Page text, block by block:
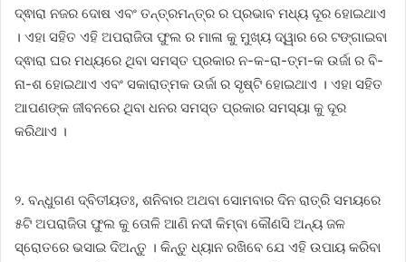
ଦ୍ଵାରା ନଜର ଦୋଷ ଏବଂ ତନ୍ତ୍ରମନ୍ତ୍ର ର ପ୍ରଭାବ ମଧ୍ୟ ଦୂର ହୋଇଥାଏ
। ଏହା ସହିତ ଏହି ଅପରାଜିତା ଫୁଲ ର ମାଳା କୁ ମୁଖ୍ୟ ଦ୍ୱାର ରେ ଟଙ୍ଗାଇବା
ଦ୍ଵାରା ଘର ମଧ୍ୟରେ ଥିବା ସମସ୍ତ ପ୍ରକାର ନ-କ-ରା-ତ୍ମ-କ ଉର୍ଜା ର ବି-
ନା-ଶ ହୋଇଥାଏ ଏବଂ ସକାରାତ୍ମକ ଉର୍ଜା ର ସୃଷ୍ଟି ହୋଇଥାଏ । ଏହା ସହିତ
ଆପଣଙ୍କ ଜୀବନରେ ଥିବା ଧନର ସମସ୍ତ ପ୍ରକାର ସମସ୍ୟା କୁ ଦୂର
କରିଥାଏ ।
୨. ବନ୍ଧୁଗଣ ଦ୍ବିତୀୟତଃ, ଶନିବାର ଅଥବା ସୋମବାର ଦିନ ରାତ୍ରି ସମୟରେ
୫ଟି ଅପରାଜିତା ଫୁଲ କୁ ତୋଳି ଆଣି ନଦୀ କିମ୍ବା କୌଣସି ଅନ୍ୟ ଜଳ
ସ୍ରୋତରେ ଭସାଇ ଦିଅନ୍ତୁ । କିନ୍ତୁ ଧ୍ୟାନ ରଖିବେ ଯେ ଏହି ଉପାୟ କରିବା